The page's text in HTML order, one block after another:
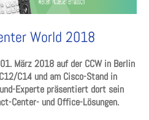
World 2018
März 2018 auf der CCW in Berlin
C14 und am Cisco-Stand in
Experte präsentiert dort sein
Center- und Office-Lösungen.